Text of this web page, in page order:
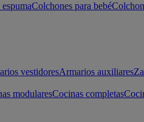
Colchones para bebé
vestidoresArmarios auxiliares
modularesCocinas completas